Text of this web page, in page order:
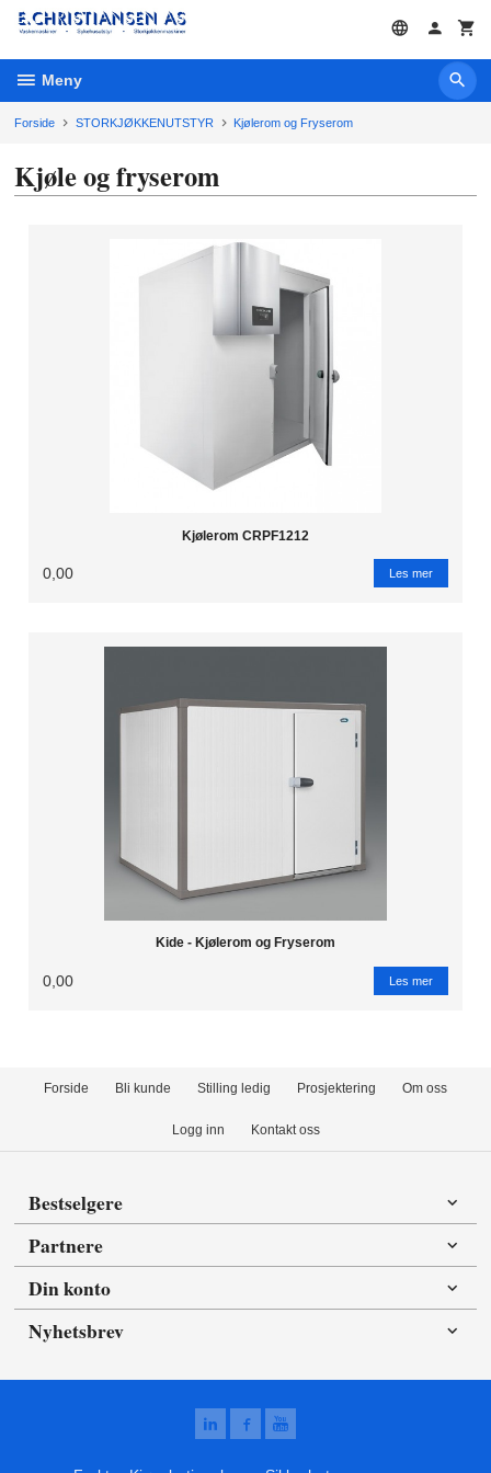
Gå
innholdet
Meny
Forside STORKJØKKENUTSTYR Kjølerom og Fryserom
Kjøle og fryserom
Kjølerom CRPF1212
0,00 Les mer
Kide - Kjølerom og Fryserom
0,00 Les mer
Forside Bli kunde Stilling ledig Prosjektering Om oss
Logg inn Kontakt oss
Bestselgere
Partnere
Din konto
Nyhetsbrev